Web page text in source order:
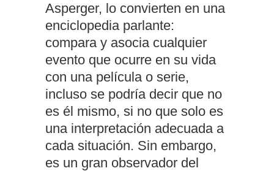
Asperger, lo convierten en una
enciclopedia parlante:
compara y asocia cualquier
evento que ocurre en su vida
con una película o serie,
incluso se podría decir que no
es él mismo, si no que solo es
una interpretación adecuada a
cada situación. Sin embargo,
es un gran observador del